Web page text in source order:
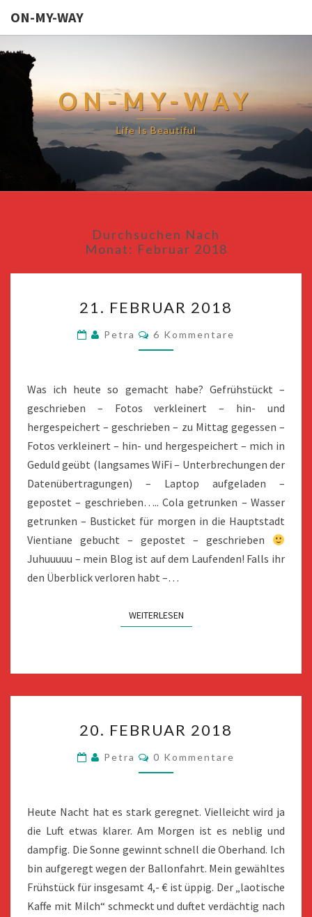
ON-MY-WAY
ON-MY-WAY
Life Is Beautiful
Durchsuchen Nach
Monat: Februar 2018
FEBRUAR
2018
21. FEBRUAR 2018
Petra Kommentare
6 Kommentare
Was ich heute so gemacht habe? Gefrühstückt –
geschrieben – Fotos verkleinert – hin- und
hergespeichert – geschrieben – zu Mittag gegessen –
Fotos verkleinert – hin- und hergespeichert – mich in
Geduld geübt (langsames WiFi – Unterbrechungen der
Datenübertragungen) – Laptop aufgeladen –
gepostet – geschrieben….. Cola getrunken – Wasser
getrunken – Busticket für morgen in die Hauptstadt
Vientiane gebucht – gepostet – geschrieben
Juhuuuuu – mein Blog ist auf dem Laufenden! Falls ihr
den Überblick verloren habt –…
WEITERLESENWEITERLESEN
FEBRUAR
2018
20. FEBRUAR 2018
Petra Kommentare
0 Kommentare
Heute Nacht hat es stark geregnet. Vielleicht wird ja
die Luft etwas klarer. Am Morgen ist es neblig und
dampfig. Die Sonne gewinnt schnell die Oberhand. Ich
bin aufgeregt wegen der Ballonfahrt. Mein gewähltes
Frühstück für insgesamt 4,- € ist üppig. Der „laotische
Kaffe mit Milch“ schmeckt und duftet verdächtig nach